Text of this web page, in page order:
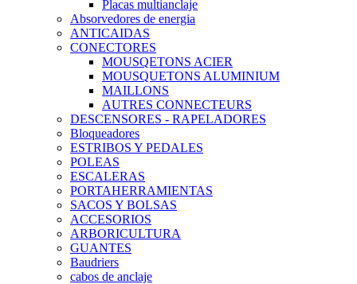
Placas multianclaje
Absorvedores de energia
ANTICAIDAS
CONECTORES
MOUSQETONS ACIER
MOUSQUETONS ALUMINIUM
MAILLONS
AUTRES CONNECTEURS
DESCENSORES - RAPELADORES
Bloqueadores
ESTRIBOS Y PEDALES
POLEAS
ESCALERAS
PORTAHERRAMIENTAS
SACOS Y BOLSAS
ACCESORIOS
ARBORICULTURA
GUANTES
Baudriers
cabos de anclaje